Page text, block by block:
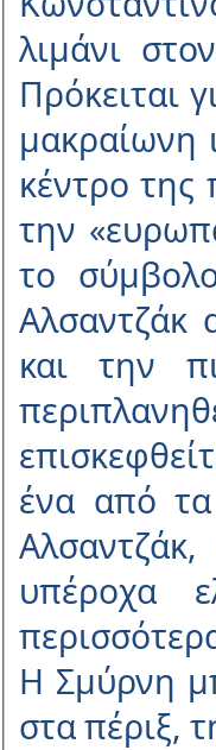
λιµάνι
Πρόκειται
µακραίωνη
κέντρο
την
το
Αλσαντζάκ
και την
ένα από τα
υπέροχα
Η Σµύρνη
στα πέριξ,